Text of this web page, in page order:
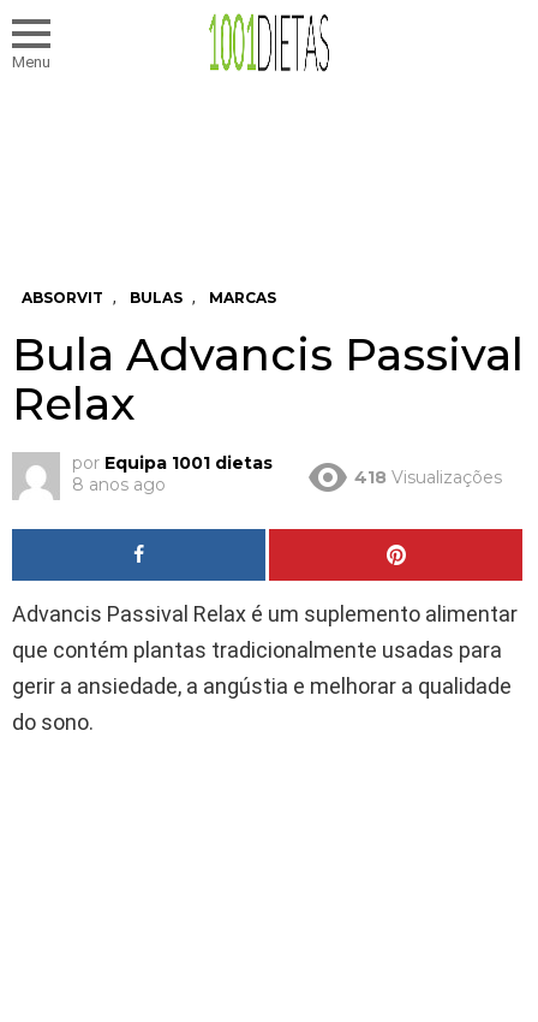
Menu
ABSORVIT , BULAS , MARCAS
Bula Advancis Passival
Relax
por Equipa 1001 dietas
8 anos ago
418 Visualizações
Advancis Passival Relax é um suplemento alimentar
que contém plantas tradicionalmente usadas para
gerir a ansiedade, a angústia e melhorar a qualidade
do sono.